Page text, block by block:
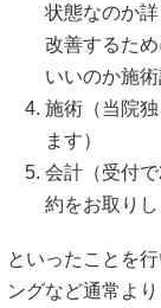
状態なのか
改善するた
いいのか施
施術（当院
ます）
会計（受付
約をお取りし
といったことを
ングなど通常よ